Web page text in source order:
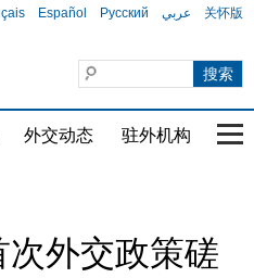
Español Русский عربي 关怀版
外交动态 驻外机构 国
外交政策磋